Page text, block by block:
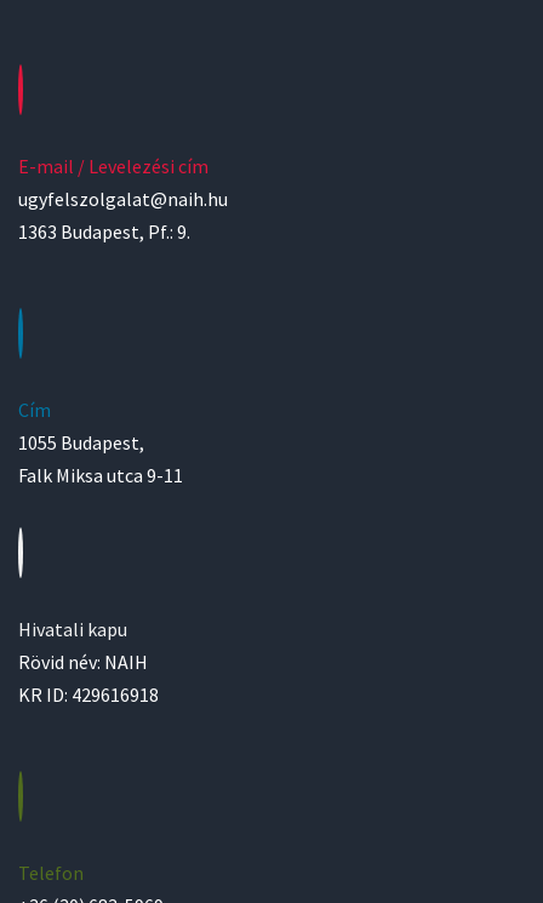
E-mail / Levelezési cím
ugyfelszolgalat@naih.hu
1363 Budapest, Pf.: 9.
Cím
1055 Budapest,
Falk Miksa utca 9-11
Hivatali kapu
Rövid név: NAIH
KR ID: 429616918
Telefon